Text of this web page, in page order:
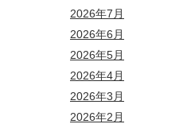
2026年7月
2026年6月
2026年5月
2026年4月
2026年3月
2026年2月